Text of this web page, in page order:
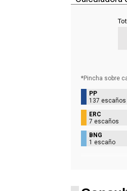
*Pincha sobre
PP
137 escaños
ERC
7 escaños
BNG
1 escaño